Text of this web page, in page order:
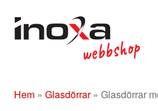
Hoppa
till
Hoppa
till
Om
Hem» Glasdörrar» Glasdörrar